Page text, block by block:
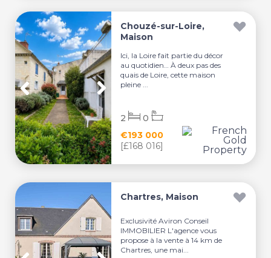
Chouzé-sur-Loire,
Maison
Ici, la Loire fait partie du décor
au quotidien… À deux pas des
quais de Loire, cette maison
pleine ...
€193 000
[£168 016]
2 0
Chartres, Maison
Exclusivité Aviron Conseil
IMMOBILIER L'agence vous
propose à la vente à 14 km de
Chartres, une mai...